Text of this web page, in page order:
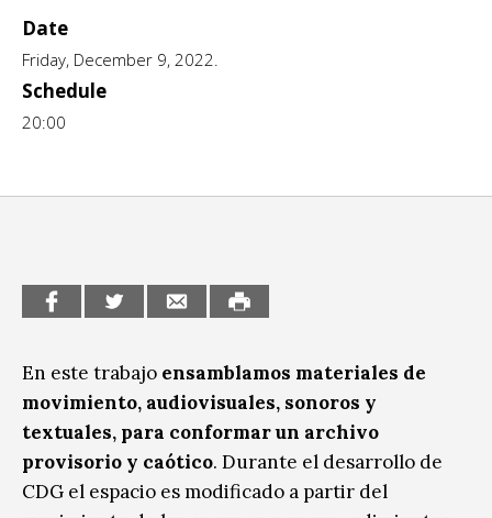
CCE en el interior/libros
Espacio itinerante de lectura infantil
Exposiciones
Formación
Género y Diversidad
Música
Sin categoría
Date
Friday, December 9, 2022.
Schedule
20:00
En este trabajo ensamblamos materiales de
movimiento, audiovisuales, sonoros y
textuales, para conformar un archivo
provisorio y caótico. Durante el desarrollo de
CDG el espacio es modificado a partir del